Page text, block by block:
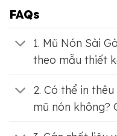
FAQs
1. Mũ Nón Sài
theo mẫu thiết
2. Có thể in
mũ nón không?